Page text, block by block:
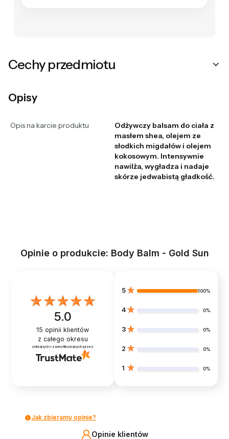
Cechy przedmiotu
Opisy
Opis na karcie produktu
Odżywczy balsam do ciała z
masłem shea, olejem ze
słodkich migdałów i olejem
kokosowym. Intensywnie
nawilża, wygładza i nadaje
skórze jedwabistą gładkość.
Opinie o produkcie: Body Balm - Gold Sun
5.0
15 opinii klientów
z całego okresu
zebranych i zweryfikowanych przez
5 100%
4 0%
3 0%
2 0%
1 0%
Jak zbieramy opinie?
Opinie klientów